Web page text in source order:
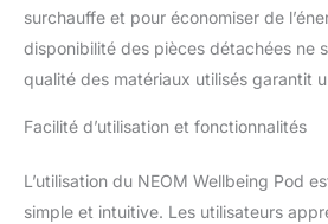
fonction de vos besoins de
Personnalisez votre parfum
d'aromathérapie avec les
essentielles Neom Wellbeing
l'humeur. Mode respiration
couche supplémentaire de
espace. Avec la fonction de
surchauffe et pour économiser de
disponibilité des pièces détachées ne
qualité des matériaux utilisés garantit
Facilité d’utilisation et fonctionnalités
L’utilisation du NEOM Wellbeing Pod
simple et intuitive. Les utilisateurs